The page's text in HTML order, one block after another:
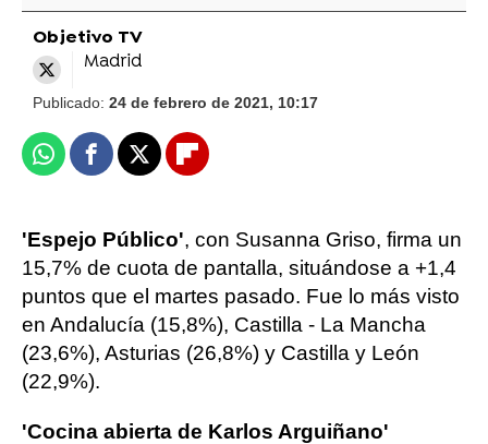
Objetivo TV
Madrid
Publicado: 24 de febrero de 2021, 10:17
WhatsappFacebook
X Flipboard
'Espejo Público', con Susanna Griso, firma un
15,7% de cuota de pantalla, situándose a +1,4
puntos que el martes pasado. Fue lo más visto
en Andalucía (15,8%), Castilla - La Mancha
(23,6%), Asturias (26,8%) y Castilla y León
(22,9%).
'Cocina abierta de Karlos Arguiñano'